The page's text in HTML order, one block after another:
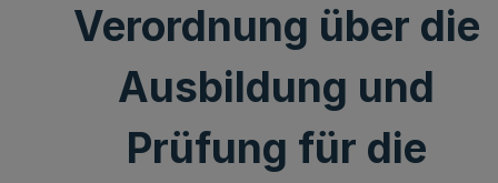
Verordnung über die
Ausbildung und
Prüfung für die